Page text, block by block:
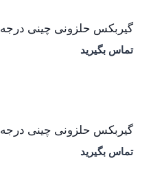
گیربکس حلزونی چینی درجه ۱ سایز ۳۰
تماس بگیرید
گیربکس حلزونی چینی درجه ۱ سایز ۱۳۰
تماس بگیرید